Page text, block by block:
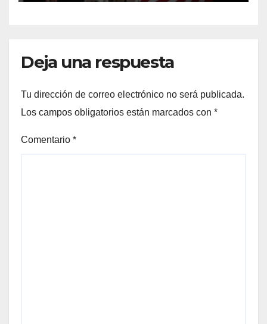
Deja una respuesta
Tu dirección de correo electrónico no será publicada.
Los campos obligatorios están marcados con *
Comentario *